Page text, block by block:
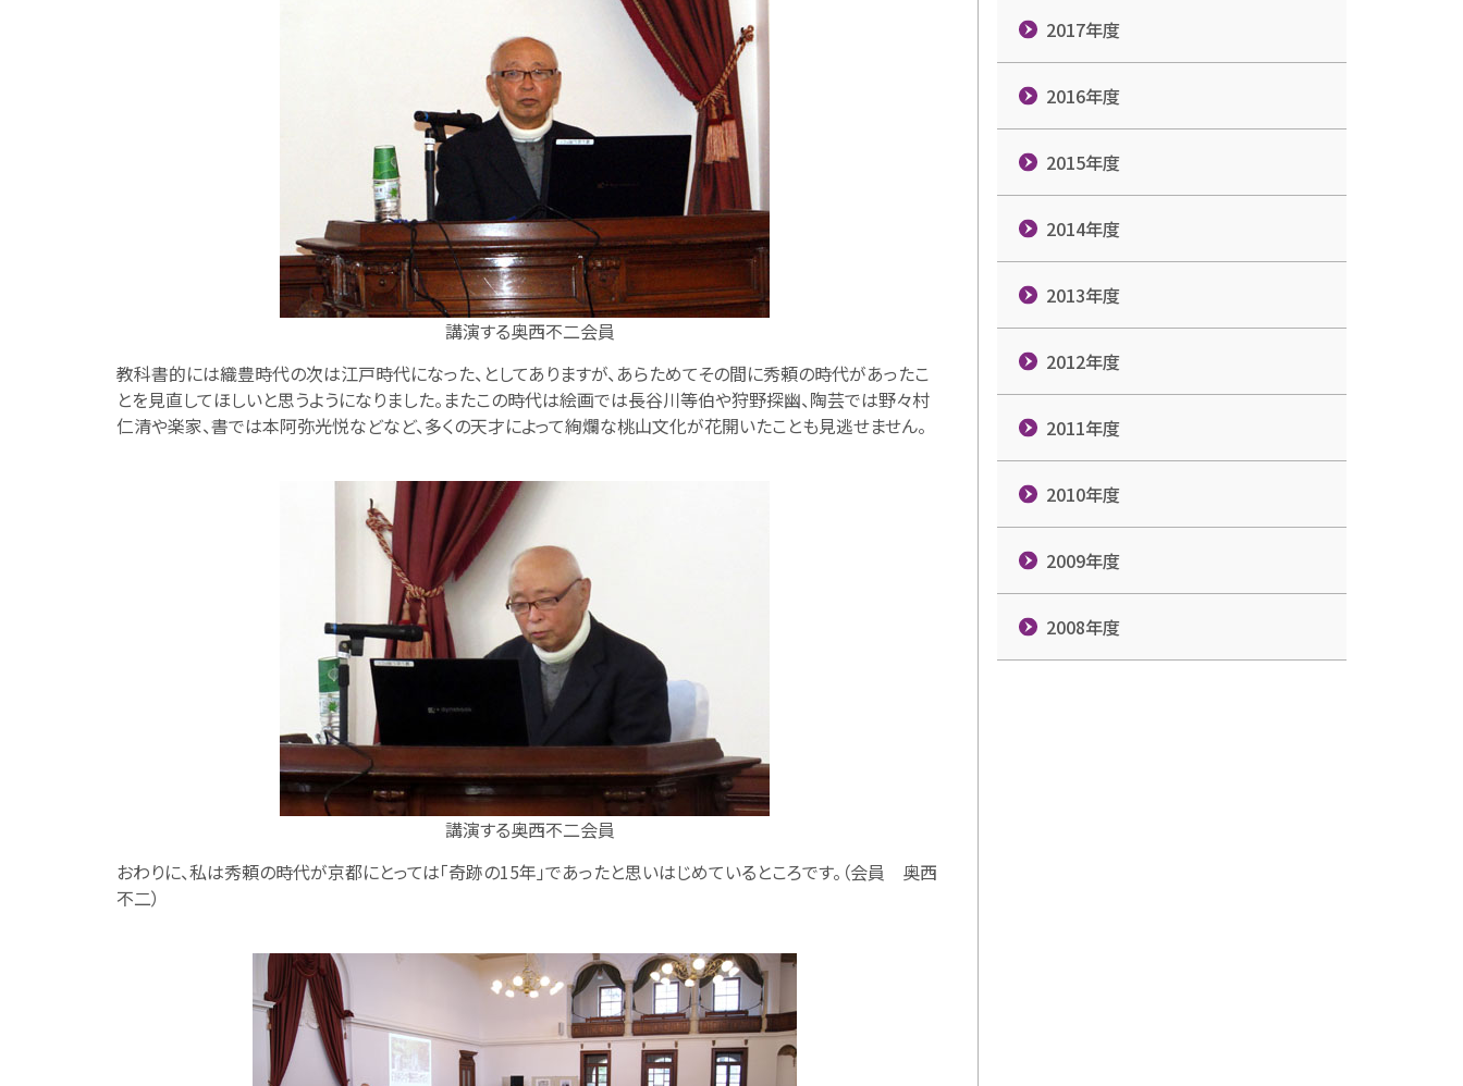
2017年度
2016年度
2015年度
2014年度
2013年度
2012年度
2011年度
2010年度
2009年度
2008年度
講演する奥西不二会員
教科書的には織豊時代の次は江戸時代になった、としてありますが、あらためてその間に秀頼の時代があったこ
とを見直してほしいと思うようになりました。またこの時代は絵画では長谷川等伯や狩野探幽、陶芸では野々村
仁清や楽家、書では本阿弥光悦などなど、多くの天才によって絢爛な桃山文化が花開いたことも見逃せません。
講演する奥西不二会員
おわりに、私は秀頼の時代が京都にとっては「奇跡の15年」であったと思いはじめているところです。（会員 奥西
不二）